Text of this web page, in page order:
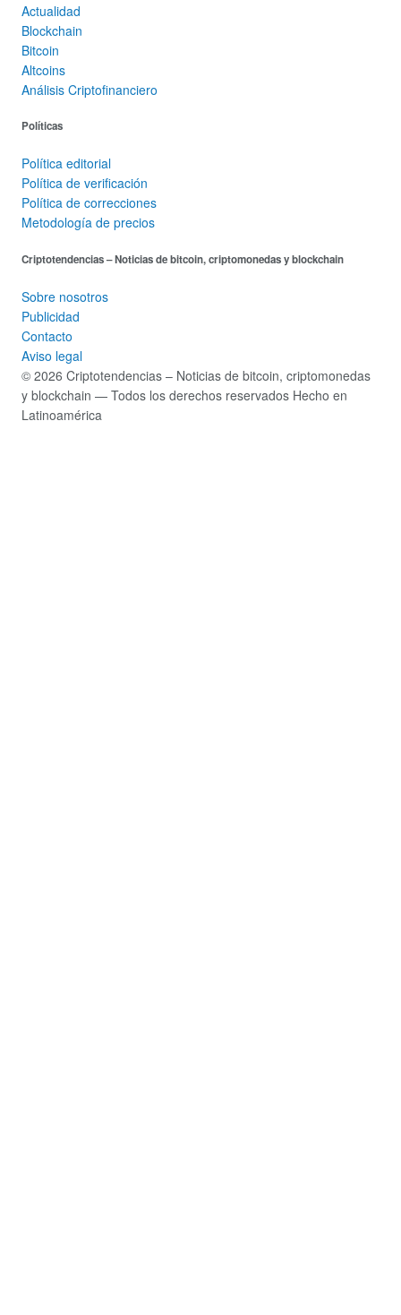
Actualidad
Blockchain
Bitcoin
Altcoins
Análisis Criptofinanciero
Políticas
Política editorial
Política de verificación
Política de correcciones
Metodología de precios
Criptotendencias – Noticias de bitcoin, criptomonedas y blockchain
Sobre nosotros
Publicidad
Contacto
Aviso legal
© 2026 Criptotendencias – Noticias de bitcoin, criptomonedas
y blockchain — Todos los derechos reservados Hecho en
Latinoamérica